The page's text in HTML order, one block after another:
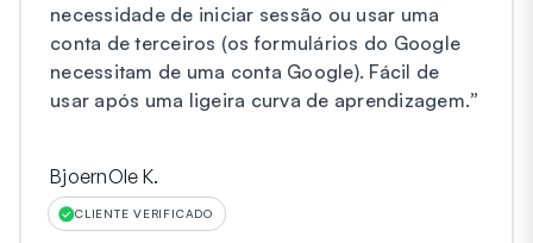
necessidade de iniciar sessão ou usar uma
conta de terceiros (os formulários do Google
necessitam de uma conta Google). Fácil de
usar após uma ligeira curva de aprendizagem.”
BjoernOle K.
CLIENTE VERIFICADO